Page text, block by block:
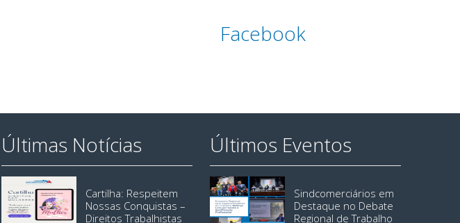
Facebook
Últimas Notícias
Cartilha: Respeitem
Nossas Conquistas –
Direitos Trabalhistas
Últimos Eventos
Sindcomerciários em
Destaque no Debate
Regional de Trabalho